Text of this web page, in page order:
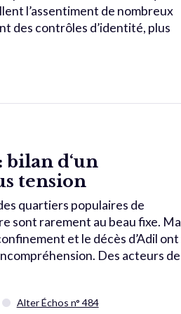
l’assentiment de nombreux
des contrôles d’identité, plus
bilan d‘un
tension
quartiers populaires de
sont rarement au beau fixe.
et le décès d’Adil ont
Des acteurs de
Alter Échos n° 484